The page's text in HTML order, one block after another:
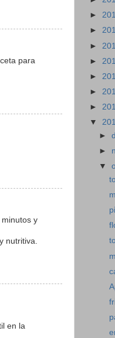
para
minutos y
nutritiva.
en la
►
►
►
►
►
►
►
▼
►
►
▼